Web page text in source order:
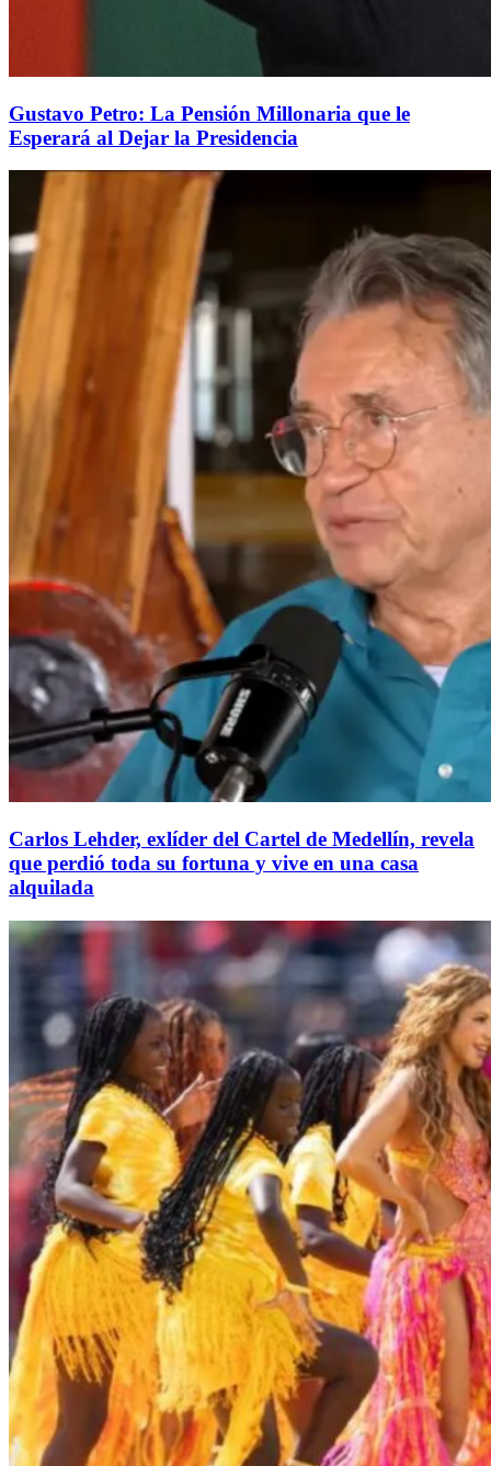
Gustavo Petro: La Pensión Millonaria que le
Esperará al Dejar la Presidencia
Carlos Lehder, exlíder del Cartel de Medellín, revela
que perdió toda su fortuna y vive en una casa
alquilada